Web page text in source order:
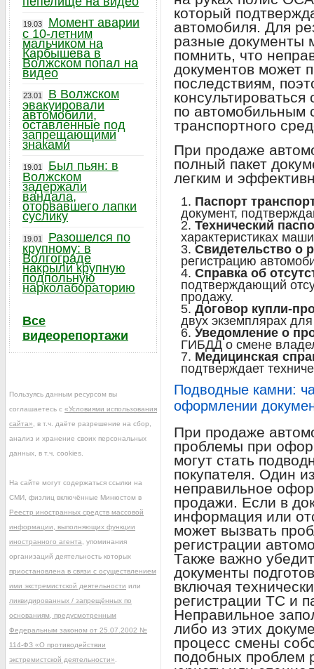
который
автомобиля. Для
разные документы
помнить, что
документов может
последствиям,
по автомобильным
транспортного
При продаже
полный пакет
легким и
Паспорт
документ,
Технический
характеристиках
Свидетельство о
регистрацию
Справка об
подтверждающий
продажу.
Договор купли-
двух экземплярах
Уведомление о
ГИБДД о смене
Медицинская
подтверждает
Подводные камни:
оформлении
При продаже
проблемы при
могут стать
покупателя. Один
неправильное
продажи. Если в
информация или
может вызвать
регистрации
Также важно
документы
включая
регистрации ТС и
Неправильное
либо из этих
процесс смены
подобных проблем
19.03
Момент аварии
с 10-летним
мальчиком на
Карбышева в
Волжском попал на
видео
23.01
В Волжском
эвакуировали
автомобили,
оставленные под
запрещающими
знаками
19.01
Был пьян: в
Волжском
задержали
вандала,
оторвавшего лапки
суслику
19.01
Разошелся по
крупному: в
Волгограде
накрыли крупную
подпольную
нарколабораторию
Все
видеорепортажи
Пользуясь данным ресурсом вы
соглашаетесь с «Условиями использования
сайта» , в т.ч. даёте разрешение на сбор,
анализ и хранение своих персональных
данных, в т.ч. cookies.
На сайте могут содержаться ссылки на
СМИ, физлиц включённые Минюстом в
Реестр иностранных средств массовой
информации, выполняющих функции
иностранного агента , упоминания
организаций деятельность которых
приостановлена в связи с осуществлением
ими экстремистской деятельности или
ликвидированных / запрещённых по
основаниям, предусмотренным
Федеральным законом от 25.07.2002 №
114-ФЗ «О противодействии
экстремистской деятельности»